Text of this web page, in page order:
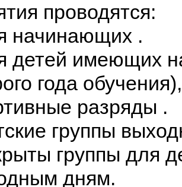
проводятся:
начинающих .
детей имеющих
года
разряды .
группы
группы для
дням.